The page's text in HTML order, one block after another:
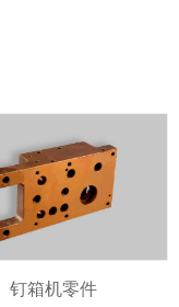
钉箱机零件